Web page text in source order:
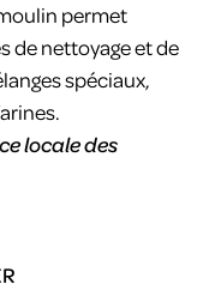
permet
de nettoyage et de
spéciaux,
locale des